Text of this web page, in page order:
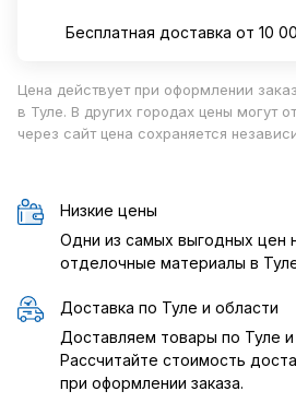
Бесплатная доставка от 10
Цена действует при оформлении
в Туле. В других городах цены могут
через сайт цена сохраняется
Низкие цены
Одни из самых выгодных цен
отделочные материалы в
Доставка по Туле и области
Доставляем товары по Туле и
Рассчитайте стоимость
при оформлении заказа.